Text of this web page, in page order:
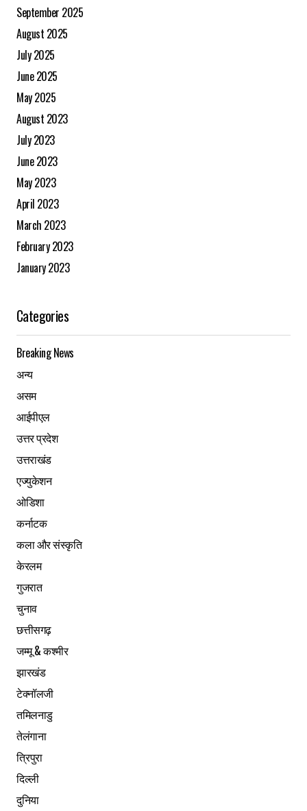
September 2025
August 2025
July 2025
June 2025
May 2025
August 2023
July 2023
June 2023
May 2023
April 2023
March 2023
February 2023
January 2023
Categories
Breaking News
अन्य
असम
आईपीएल
उत्तर प्रदेश
उत्तराखंड
एज्युकेशन
ओडिशा
कर्नाटक
कला और संस्कृति
केरलम
गुजरात
चुनाव
छत्तीसगढ़
जम्मू & कश्मीर
झारखंड
टेक्नॉलजी
तमिलनाडु
तेलंगाना
त्रिपुरा
दिल्ली
दुनिया